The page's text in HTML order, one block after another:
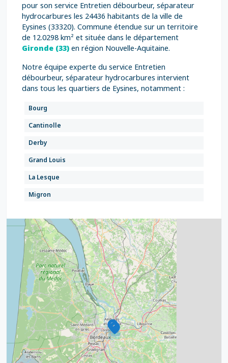
pour son service Entretien débourbeur, séparateur
hydrocarbures les 24436 habitants de la ville de
Eysines (33320). Commune étendue sur un territoire
de 12.0298 km² et située dans le département
Gironde (33) en région Nouvelle-Aquitaine.
Notre équipe experte du service Entretien
débourbeur, séparateur hydrocarbures intervient
dans tous les quartiers de Eysines, notamment :
Bourg
Cantinolle
Derby
Grand Louis
La Lesque
Migron
2
2
4
32
11
11